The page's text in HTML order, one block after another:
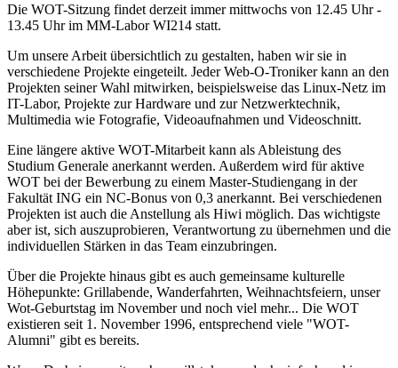
Die WOT-Sitzung findet derzeit immer mittwochs von 12.45 Uhr -
13.45 Uhr im MM-Labor WI214 statt.
Um unsere Arbeit übersichtlich zu gestalten, haben wir sie in
verschiedene Projekte eingeteilt. Jeder Web-O-Troniker kann an den
Projekten seiner Wahl mitwirken, beispielsweise das Linux-Netz im
IT-Labor, Projekte zur Hardware und zur Netzwerktechnik,
Multimedia wie Fotografie, Videoaufnahmen und Videoschnitt.
Eine längere aktive WOT-Mitarbeit kann als Ableistung des
Studium Generale anerkannt werden. Außerdem wird für aktive
WOT bei der Bewerbung zu einem Master-Studiengang in der
Fakultät ING ein NC-Bonus von 0,3 anerkannt. Bei verschiedenen
Projekten ist auch die Anstellung als Hiwi möglich. Das wichtigste
aber ist, sich auszuprobieren, Verantwortung zu übernehmen und die
individuellen Stärken in das Team einzubringen.
Über die Projekte hinaus gibt es auch gemeinsame kulturelle
Höhepunkte: Grillabende, Wanderfahrten, Weihnachtsfeiern, unser
Wot-Geburtstag im November und noch viel mehr... Die WOT
existieren seit 1. November 1996, entsprechend viele "WOT-
Alumni" gibt es bereits.